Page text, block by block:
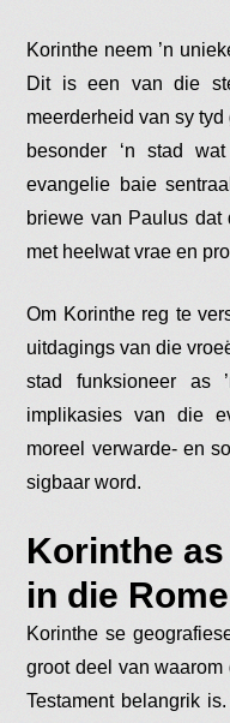
Korinthe neem ’n
Dit is een van die
meerderheid van sy
besonder ‘n stad
evangelie baie
briewe van Paulus dat
met heelwat vrae en
Om Korinthe reg te
uitdagings van die
stad funksioneer as
implikasies van die
moreel verwarde- en
sigbaar word.
Korinthe
in die
Korinthe se
groot deel van
Testament belangrik